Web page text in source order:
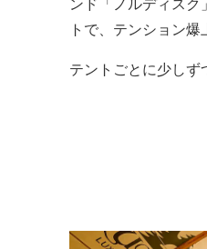
トで、テンション爆
テントごとに少し